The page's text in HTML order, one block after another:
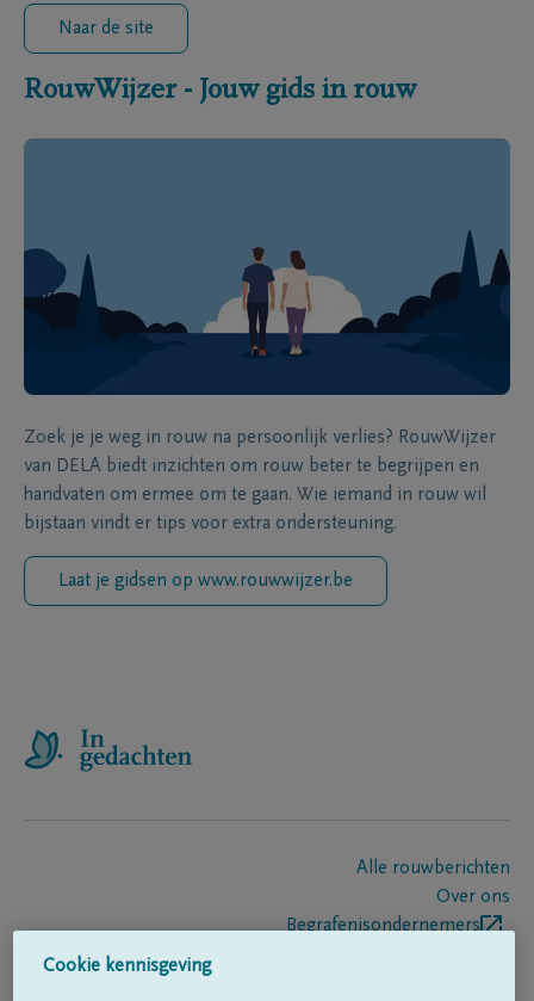
Naar de site
RouwWijzer - Jouw gids in rouw
Zoek je je weg in rouw na persoonlijk verlies? RouwWijzer
van DELA biedt inzichten om rouw beter te begrijpen en
handvaten om ermee om te gaan. Wie iemand in rouw wil
bijstaan vindt er tips voor extra ondersteuning.
Laat je gidsen op www.rouwwijzer.be
Alle rouwberichten
Over ons
Begrafenisondernemers
Cookie kennisgeving